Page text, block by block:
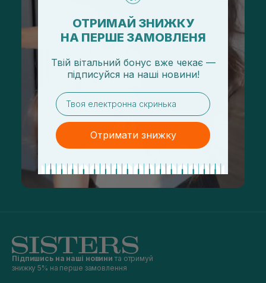
Підпишись на наші новини та отримуй
знижку 5% на перше замовлення
ОТРИМАЙ ЗНИЖКУ
НА ПЕРШЕ ЗАМОВЛЕНЯ
Твій вітальний бонус вже чекає —
підписуйся на наші новини!
email
Отримати знижку